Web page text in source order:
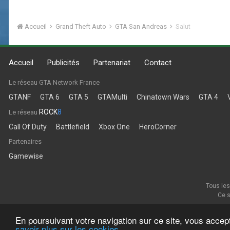
En poursuivant votre navigation sur ce site, vous
Accueil Grand Theft Auto GTA San Andreas Salut
Accueil Publicités Partenariat Contact
Le réseau GTA Network France
GTANF GTA 6 GTA 5 GTAMulti Chinatown Wars GTA 4
Le réseau ROCK8
Call Of Duty
Battlefield Xbox One HeroCorner
Partenaires
Gamewise
Tous
Ce